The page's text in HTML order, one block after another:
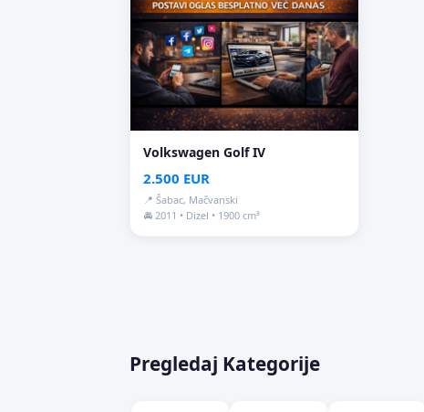
Volkswagen Golf IV
2.500 EUR
📍 Šabac, Mačvanski
🚘 2011 • Dizel • 1900 cm³
Pregledaj Kategorije